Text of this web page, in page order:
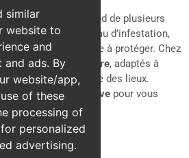
à Choranche dépend de plusieurs
du bâtiment, le niveau d’infestation,
œuvre, et la surface à protéger. Chez
des devis sur mesure, adaptés à
inspection gratuite des lieux.
de prix indicative pour vous
sans surprise
similar
website to
and
and ads. By
website/app,
of these
processing of
personalized
advertising.